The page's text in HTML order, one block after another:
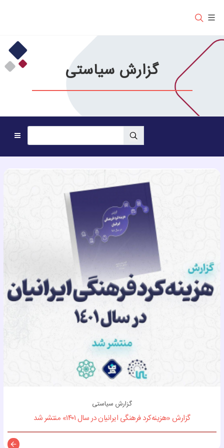
گزارش سیاستی
گزارش سیاستی
گزارش «هزینه‌کرد فرهنگی ایرانیان در سال ۱۴۰۱» منتشر شد